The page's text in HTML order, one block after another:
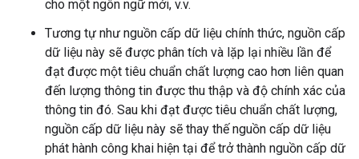
cho một ngôn ngữ mới, v.v.
Tương tự như nguồn cấp dữ liệu chính thức, nguồn cấp
dữ liệu này sẽ được phân tích và lặp lại nhiều lần để
đạt được một tiêu chuẩn chất lượng cao hơn liên quan
đến lượng thông tin được thu thập và độ chính xác của
thông tin đó. Sau khi đạt được tiêu chuẩn chất lượng,
nguồn cấp dữ liệu này sẽ thay thế nguồn cấp dữ liệu
phát hành công khai hiện tại để trở thành nguồn cấp dữ